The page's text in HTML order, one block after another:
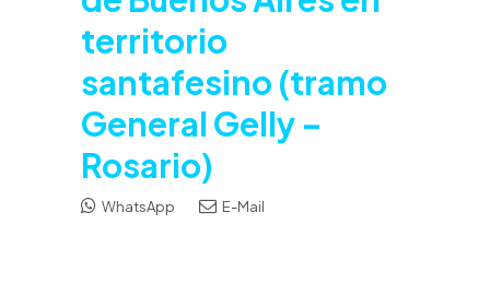
territorio
santafesino (tramo
General Gelly –
Rosario)
WhatsApp E-Mail